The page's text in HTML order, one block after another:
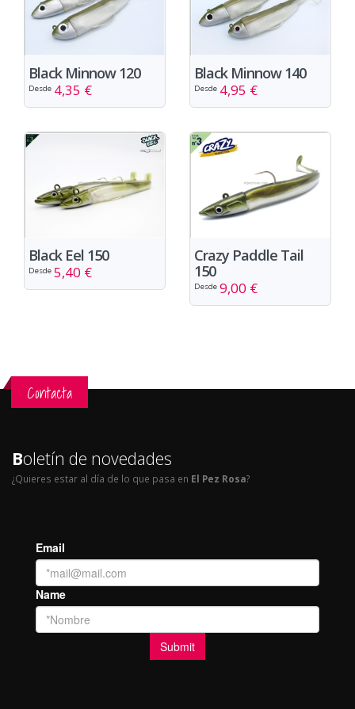
Black Minnow 120
Desde 4,35 €
Black Minnow 140
Desde 4,95 €
Black Eel 150
Desde 5,40 €
Crazy Paddle Tail
150
Desde 9,00 €
Contacta
Boletín de novedades
¿Quieres estar al día de lo que pasa en El Pez Rosa?